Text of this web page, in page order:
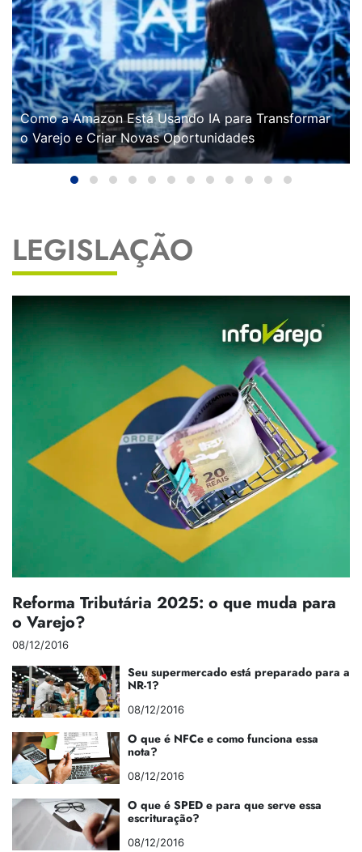
Como a Amazon Está Usando IA para Transformar
o Varejo e Criar Novas Oportunidades
LEGISLAÇÃO
Reforma Tributária 2025: o que muda para
o Varejo?
08/12/2016
Seu supermercado está preparado para a
NR-1?
08/12/2016
O que é NFCe e como funciona essa
nota?
08/12/2016
O que é SPED e para que serve essa
escrituração?
08/12/2016